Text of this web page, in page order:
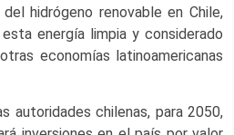
hidrógeno renovable en Chile,
energía limpia y considerado
economías latinoamericanas
autoridades chilenas, para 2050,